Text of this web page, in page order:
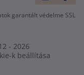
garantált védelme SSL
- 2026
k beállítása